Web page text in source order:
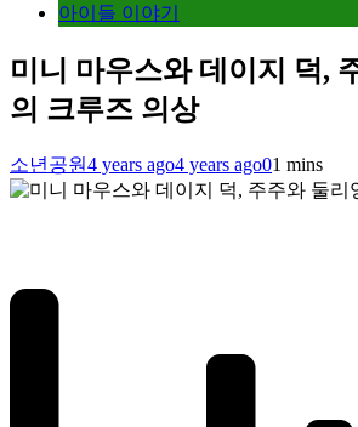
아이들 이야기
미니 마우스와 데이지 덕,
의 크루즈 의상
소년공원4 years ago4 years ago01 mins